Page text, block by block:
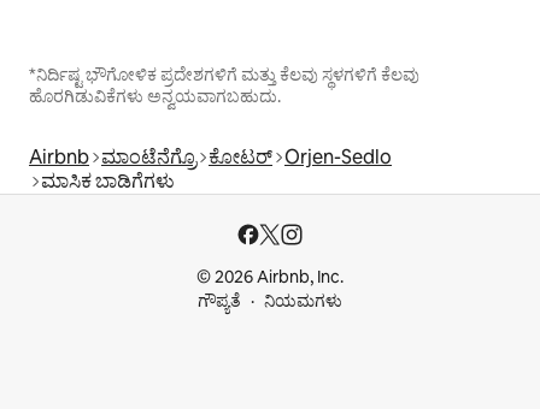
*ನಿರ್ದಿಷ್ಟ ಭೌಗೋಳಿಕ ಪ್ರದೇಶಗಳಿಗೆ ಮತ್ತು ಕೆಲವು ಸ್ಥಳಗಳಿಗೆ ಕೆಲವು
ಹೊರಗಿಡುವಿಕೆಗಳು ಅನ್ವಯವಾಗಬಹುದು.
Airbnb ಮಾಂಟೆನೆಗ್ರೊ ಕೋಟರ್ Orjen-Sedlo
ಮಾಸಿಕ ಬಾಡಿಗೆಗಳು
© 2026 Airbnb, Inc.
ಗೌಪ್ಯತೆ
ನಿಯಮಗಳು